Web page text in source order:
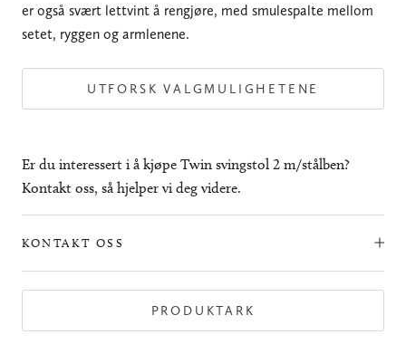
er også svært lettvint å rengjøre, med smulespalte mellom
setet, ryggen og armlenene.
UTFORSK VALGMULIGHETENE
Er du interessert i å kjøpe Twin svingstol 2 m/stålben?
Kontakt oss, så hjelper vi deg videre.
KONTAKT OSS
PRODUKTARK